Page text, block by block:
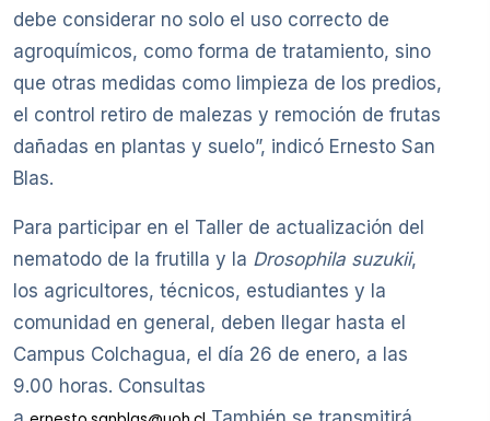
debe considerar no solo el uso correcto de
agroquímicos, como forma de tratamiento, sino
que otras medidas como limpieza de los predios,
el control retiro de malezas y remoción de frutas
dañadas en plantas y suelo”, indicó Ernesto San
Blas.
Para participar en el Taller de actualización del
nematodo de la frutilla y la Drosophila suzukii,
los agricultores, técnicos, estudiantes y la
comunidad en general, deben llegar hasta el
Campus Colchagua, el día 26 de enero, a las
9.00 horas. Consultas